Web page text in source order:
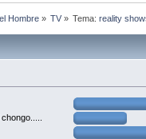
Hombre» TV» Tema:reality